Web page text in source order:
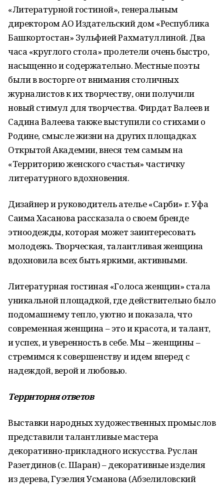
«Литературной гостиной», генеральным
директором АО Издательский дом «Республика
Башкортостан» Зульфией Рахматуллиной. Два
часа «круглого стола» пролетели очень быстро,
насыщенно и содержательно. Местные поэты
были в восторге от внимания столичных
журналистов к их творчеству, они получили
новый стимул для творчества. Фирдат Валеев и
Садина Валеева также выступили со стихами о
Родине, смысле жизни на других площадках
Открытой Академии, внеся тем самым на
«Территорию женского счастья» частичку
литературного вдохновения.
Дизайнер и руководитель ателье «Сарби» г. Уфа
Саима Хасанова рассказала о своем бренде
этноодежды, которая может заинтересовать
молодежь. Творческая, талантливая женщина
вдохновила всех быть яркими, активными.
Литературная гостиная «Голоса женщин» стала
уникальной площадкой, где действительно было
подомашнему тепло, уютно и показала, что
современная женщина – это и красота, и талант,
и успех, и уверенность в себе. Мы – женщины –
стремимся к совершенству и идем вперед с
надеждой, верой и любовью.
Территория ответов
Выставки народных художественных промыслов
представили талантливые мастера
декоративно-прикладного искусства. Руслан
Разетдинов (с. Шаран) – декоративные изделия
из дерева, Гузелия Усманова (Абзелиловский